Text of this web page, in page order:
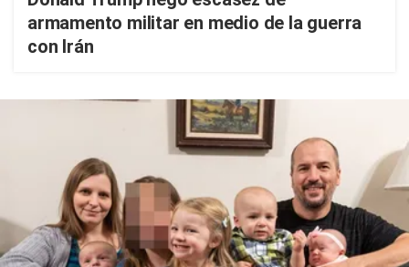
armamento militar en medio de la guerra
con Irán